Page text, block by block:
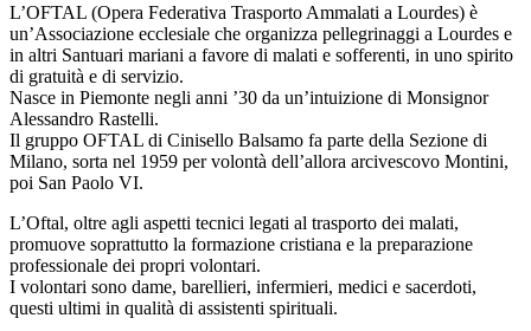
L’OFTAL (Opera Federativa Trasporto Ammalati a Lourdes) è
un’Associazione ecclesiale che organizza pellegrinaggi a Lourdes e
in altri Santuari mariani a favore di malati e sofferenti, in uno spirito
di gratuità e di servizio.
Nasce in Piemonte negli anni ’30 da un’intuizione di Monsignor
Alessandro Rastelli.
Il gruppo OFTAL di Cinisello Balsamo fa parte della Sezione di
Milano, sorta nel 1959 per volontà dell’allora arcivescovo Montini,
poi San Paolo VI.
L’Oftal, oltre agli aspetti tecnici legati al trasporto dei malati,
promuove soprattutto la formazione cristiana e la preparazione
professionale dei propri volontari.
I volontari sono dame, barellieri, infermieri, medici e sacerdoti,
questi ultimi in qualità di assistenti spirituali.